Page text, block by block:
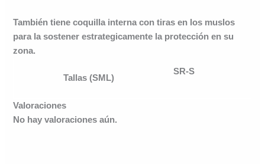
También tiene coquilla interna con tiras en los muslos
para la sostener estrategicamente la protección en su
zona.
Tallas (SML)
SR-S
Valoraciones
No hay valoraciones aún.